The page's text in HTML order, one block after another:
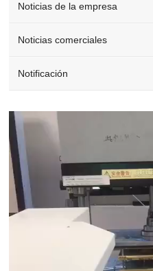
Noticias de la empresa
Noticias comerciales
Notificación
Video
Player